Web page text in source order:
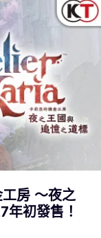
房 ～夜之
初發售！